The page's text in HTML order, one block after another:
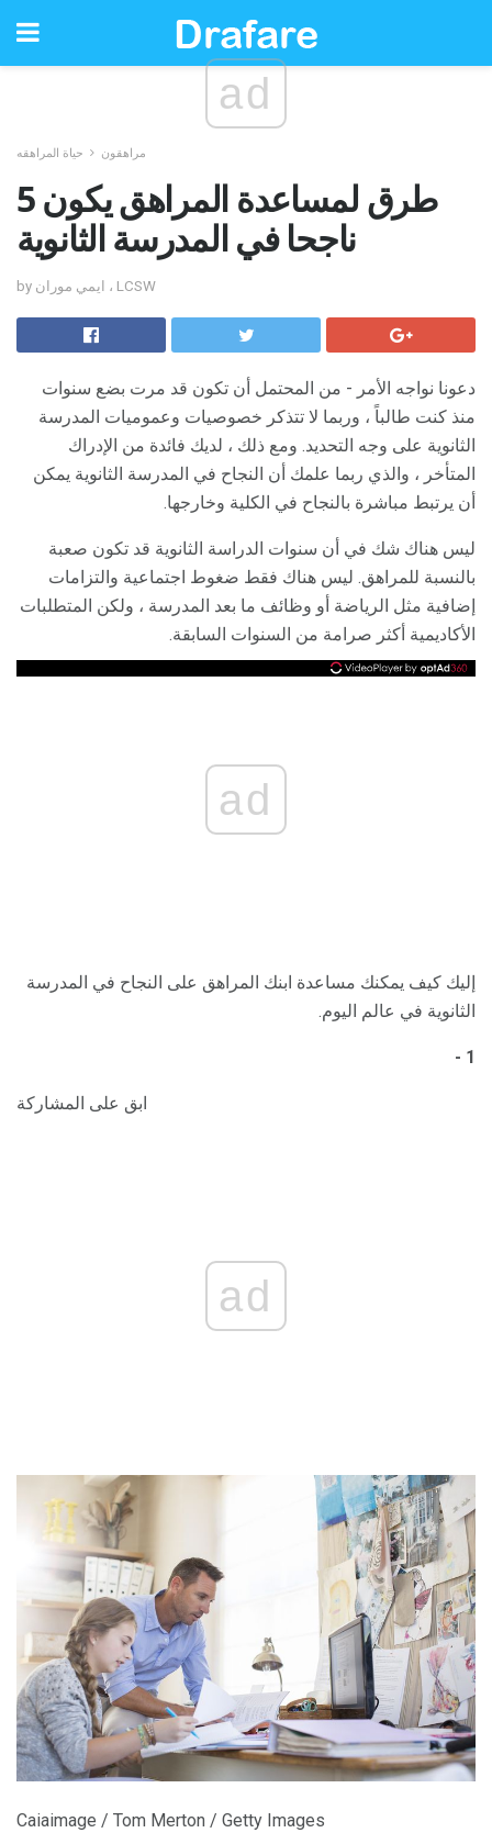
ad
مراهقون حياة المراهقه
5 طرق لمساعدة المراهق يكون
ناجحا في المدرسة الثانوية
by ايمي موران ، LCSW
دعونا نواجه الأمر - من المحتمل أن تكون قد مرت بضع سنوات
منذ كنت طالباً ، وربما لا تتذكر خصوصيات وعموميات المدرسة
الثانوية على وجه التحديد. ومع ذلك ، لديك فائدة من الإدراك
المتأخر ، والذي ربما علمك أن النجاح في المدرسة الثانوية يمكن
أن يرتبط مباشرة بالنجاح في الكلية وخارجها.
ليس هناك شك في أن سنوات الدراسة الثانوية قد تكون صعبة
بالنسبة للمراهق. ليس هناك فقط ضغوط اجتماعية والتزامات
إضافية مثل الرياضة أو وظائف ما بعد المدرسة ، ولكن المتطلبات
الأكاديمية أكثر صرامة من السنوات السابقة.
ad
إليك كيف يمكنك مساعدة ابنك المراهق على النجاح في المدرسة
الثانوية في عالم اليوم.
1 -
ابق على المشاركة
ad
Caiaimage / Tom Merton / Getty Images